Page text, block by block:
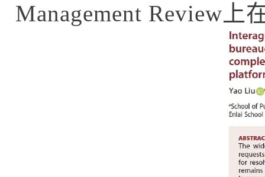
Management Review上